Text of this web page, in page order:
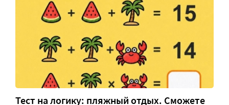
Тест на логику: пляжный отдых. Сможете